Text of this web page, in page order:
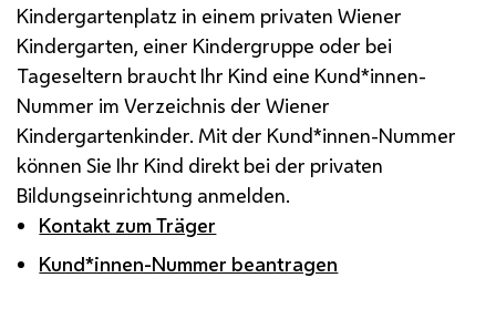
Kindergartenplatz in einem privaten Wiener
Kindergarten, einer Kindergruppe oder bei
Tageseltern braucht Ihr Kind eine Kund*innen-
Nummer im Verzeichnis der Wiener
Kindergartenkinder. Mit der Kund*innen-Nummer
können Sie Ihr Kind direkt bei der privaten
Bildungseinrichtung anmelden.
Kontakt zum Träger
Kund*innen-Nummer beantragen